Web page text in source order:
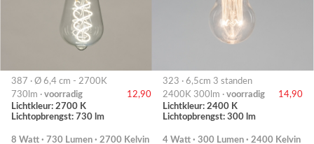
387 · Ø 6,4 cm - 2700K
730lm · voorradig
12,90
Lichtkleur: 2700 K
Lichtopbrengst: 730 lm
8 Watt · 730 Lumen · 2700 Kelvin
323 · 6,5cm 3 standen
2400K 300lm · voorradig
14,90
Lichtkleur: 2400 K
Lichtopbrengst: 300 lm
4 Watt · 300 Lumen · 2400 Kelvin